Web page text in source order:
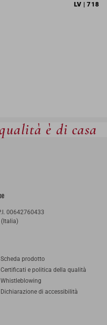
LV | 718
è di casa
00642760433
(Italia)
Scheda prodotto
Certificati e politica della qualità
Whistleblowing
Dichiarazione di accessibilità